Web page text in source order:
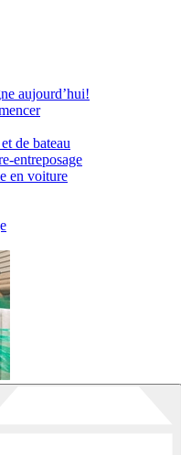
aujourd’hui!
de bateau
entreposage
en voiture